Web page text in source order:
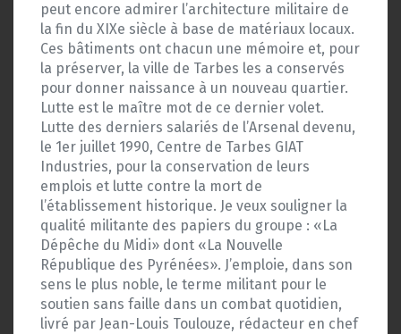
peut encore admirer l’architecture militaire de
la fin du XIXe siècle à base de matériaux locaux.
Ces bâtiments ont chacun une mémoire et, pour
la préserver, la ville de Tarbes les a conservés
pour donner naissance à un nouveau quartier.
Lutte est le maître mot de ce dernier volet.
Lutte des derniers salariés de l’Arsenal devenu,
le 1er juillet 1990, Centre de Tarbes GIAT
Industries, pour la conservation de leurs
emplois et lutte contre la mort de
l’établissement historique. Je veux souligner la
qualité militante des papiers du groupe : «La
Dépêche du Midi» dont «La Nouvelle
République des Pyrénées». J’emploie, dans son
sens le plus noble, le terme militant pour le
soutien sans faille dans un combat quotidien,
livré par Jean-Louis Toulouze, rédacteur en chef